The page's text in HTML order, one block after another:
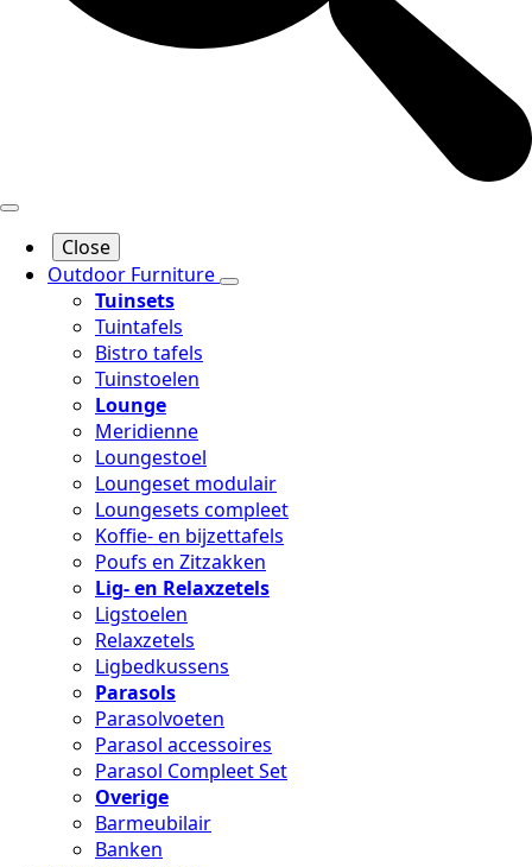
Close
Outdoor Furniture
Tuinsets
Tuintafels
Bistro tafels
Tuinstoelen
Lounge
Meridienne
Loungestoel
Loungeset modulair
Loungesets compleet
Koffie- en bijzettafels
Poufs en Zitzakken
Lig- en Relaxzetels
Ligstoelen
Relaxzetels
Ligbedkussens
Parasols
Parasolvoeten
Parasol accessoires
Parasol Compleet Set
Overige
Barmeubilair
Banken